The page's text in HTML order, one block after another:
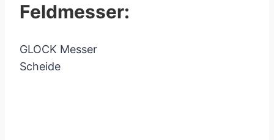
Feldmesser:
GLOCK Messer
Scheide